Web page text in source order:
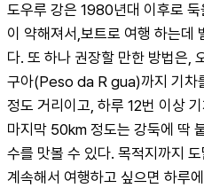
도우루 강은 1980년대 이후로
이 약해져서,보트로 여행 하는데
다. 또 하나 권장할 만한 방법은,
구아(Peso da R gua)까지 기차
정도 거리이고, 하루 12번 이상
마지막 50km 정도는 강둑에 딱
수를 맛볼 수 있다. 목적지까지
계속해서 여행하고 싶으면 하루